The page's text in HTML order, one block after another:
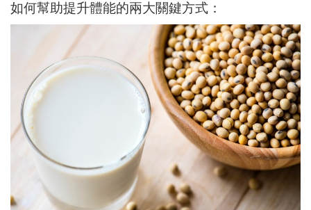
如何幫助提升體能的兩大關鍵方式：